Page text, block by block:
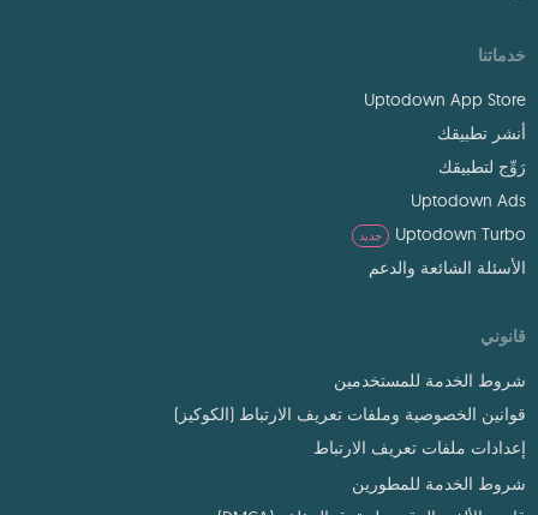
خدماتنا
Uptodown App Store
أنشر تطبيقك
رَوِّج لتطبيقك
Uptodown Ads
Uptodown Turbo
جديد
الأسئلة الشائعة والدعم
قانوني
شروط الخدمة للمستخدمين
قوانين الخصوصية وملفات تعريف الارتباط (الكوكيز)
إعدادات ملفات تعريف الارتباط
شروط الخدمة للمطورين